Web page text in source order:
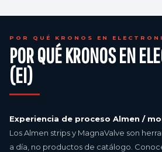
POR QUÉ KRONOS EN
POR QUÉ KRONOS EN
(EI)
Experiencia de proceso Almen /
Los Almen strips y MagnaValve son
a día, no productos de catálogo.